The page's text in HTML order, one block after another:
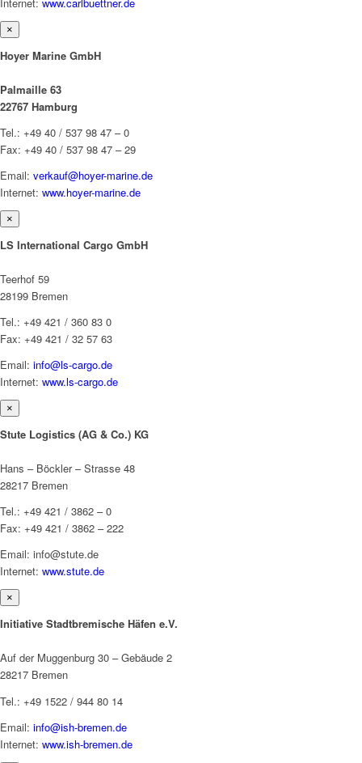
×
Hoyer Marine GmbH
Palmaille 63
22767 Hamburg
Tel.: +49 40 / 537 98 47 – 0
Fax: +49 40 / 537 98 47 – 29
Email: verkauf@hoyer-marine.de
Internet: www.hoyer-marine.de
×
LS International Cargo GmbH
Teerhof 59
28199 Bremen
Tel.: +49 421 / 360 83 0
Fax: +49 421 / 32 57 63
Email: info@ls-cargo.de
Internet: www.ls-cargo.de
×
Stute Logistics (AG & Co.) KG
Hans – Böckler – Strasse 48
28217 Bremen
Tel.: +49 421 / 3862 – 0
Fax: +49 421 / 3862 – 222
Email: info@stute.de
Internet: www.stute.de
×
Initiative Stadtbremische Häfen e.V.
Auf der Muggenburg 30 – Gebäude 2
28217 Bremen
Tel.: +49 1522 / 944 80 14
Email: info@ish-bremen.de
Internet: www.ish-bremen.de